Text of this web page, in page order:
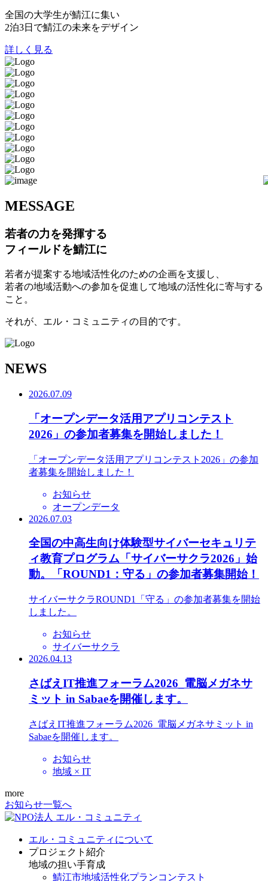
全国の大学生が鯖江に集い
2泊3日で鯖江の未来をデザイン
詳しく見る
MESSAGE
若者の力を発揮する
フィールドを鯖江に
若者が提案する地域活性化のための企画を支援し、
若者の地域活動への参加を促進して地域の活性化に寄与する
こと。
それが、エル・コミュニティの目的です。
NEWS
2026.07.09
「オープンデータ活用アプリコンテスト
2026」の参加者募集を開始しました！
「オープンデータ活用アプリコンテスト2026」の参加
者募集を開始しました！
お知らせ
オープンデータ
2026.07.03
全国の中高生向け体験型サイバーセキュリテ
ィ教育プログラム「サイバーサクラ2026」始
動。「ROUND1：守る」の参加者募集開始！
サイバーサクラROUND1「守る」の参加者募集を開始
しました。
お知らせ
サイバーサクラ
2026.04.13
さばえIT推進フォーラム2026_電脳メガネサ
ミット in Sabaeを開催します。
さばえIT推進フォーラム2026_電脳メガネサミット in
Sabaeを開催します。
お知らせ
地域 × IT
more
お知らせ一覧へ
エル・コミュニティについて
プロジェクト紹介
地域の担い手育成
鯖江市地域活性化プランコンテスト